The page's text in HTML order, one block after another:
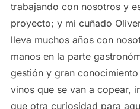
trabajando con nosotros y
proyecto; y mi cuñado
lleva muchos años con
manos en la parte
gestión y gran
vinos que se van a copear,
que otra curiosidad para